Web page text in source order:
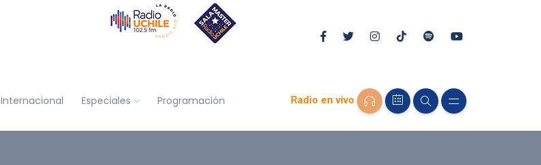
Internacional Especiales Programación Radio en vivo